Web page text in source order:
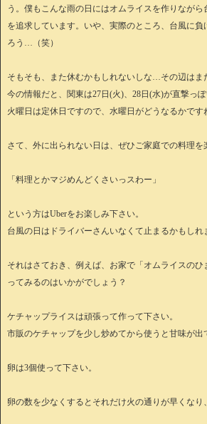
う。僕もこんな雨の日にはオムライスを作りなが
を追求しています。いや、実際のところ、台風に
ろう…（笑）
そもそも、また休むかもしれないしな…その辺はま
今の情報だと、関東は27日(火)、28日(水)が直撃っぽ
火曜日は定休日ですので、水曜日がどうなるかです
さて、外に出られない日は、ぜひご家庭での料理を
「料理とかマジめんどくさいっスわー」
という方はUberをお楽しみ下さい。
台風の日はドライバーさんいなくて止まるかもし
それはさておき、例えば、お家で「オムライスの
ってみるのはいかがでしょう？
ケチャップライスは頑張って作って下さい。
市販のケチャップを少し炒めてから使うと甘味が出
卵は3個使って下さい。
卵の数を少なくするとそれだけ火の通りが早くなり